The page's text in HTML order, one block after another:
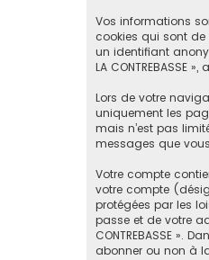
Vos informations
cookies qui sont de
un identifiant
LA
Lors de votre
uniquement les
mais n’est pas
messages que
Votre compte
votre compte
protégées par les
passe et de votre
CONTREBASSE ».
abonner ou non à